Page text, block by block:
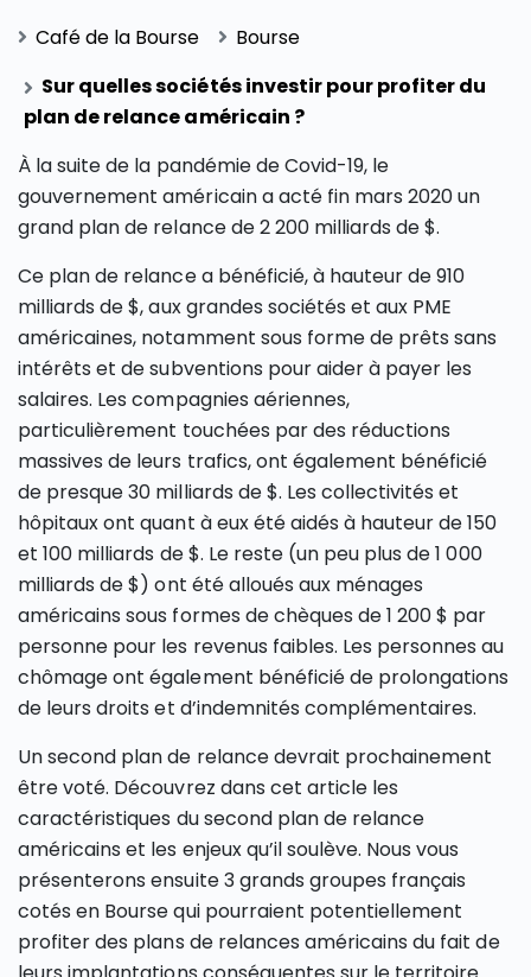
Café de la Bourse
Bourse
Sur quelles sociétés investir pour profiter du
plan de relance américain ?
À la suite de la pandémie de Covid-19, le
gouvernement américain a acté fin mars 2020 un
grand plan de relance de 2 200 milliards de $.
Ce plan de relance a bénéficié, à hauteur de 910
milliards de $, aux grandes sociétés et aux PME
américaines, notamment sous forme de prêts sans
intérêts et de subventions pour aider à payer les
salaires. Les compagnies aériennes,
particulièrement touchées par des réductions
massives de leurs trafics, ont également bénéficié
de presque 30 milliards de $. Les collectivités et
hôpitaux ont quant à eux été aidés à hauteur de 150
et 100 milliards de $. Le reste (un peu plus de 1 000
milliards de $) ont été alloués aux ménages
américains sous formes de chèques de 1 200 $ par
personne pour les revenus faibles. Les personnes au
chômage ont également bénéficié de prolongations
de leurs droits et d’indemnités complémentaires.
Un second plan de relance devrait prochainement
être voté. Découvrez dans cet article les
caractéristiques du second plan de relance
américains et les enjeux qu’il soulève. Nous vous
présenterons ensuite 3 grands groupes français
cotés en Bourse qui pourraient potentiellement
profiter des plans de relances américains du fait de